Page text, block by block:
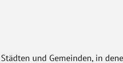
und Gemeinden, in